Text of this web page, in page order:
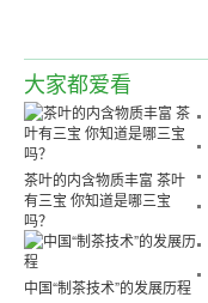
大家都爱看
茶叶的内含物质丰富 茶叶
有三宝 你知道是哪三宝
吗？
中国“制茶技术”的发展历程